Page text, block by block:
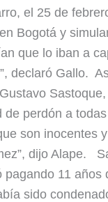
el 25 de
Bogotá y
que lo iban a
declaró Gallo.
perdón a
son inocentes
dijo Alape.
11 años
sido